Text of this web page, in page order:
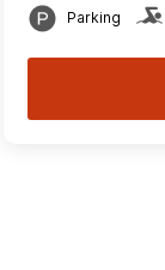
Parking